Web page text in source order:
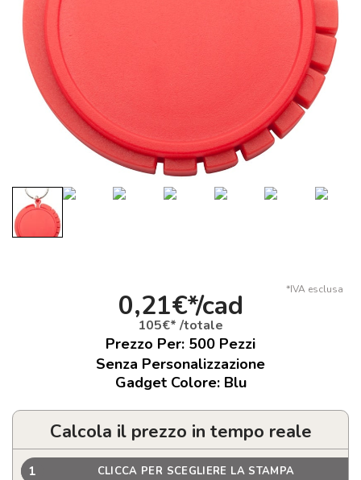
*IVA esclusa
0,21€*/cad
105€* /totale
Prezzo Per: 500 Pezzi
Senza Personalizzazione
Gadget Colore: Blu
Calcola il prezzo in tempo reale
1 CLICCA PER SCEGLIERE LA STAMPA